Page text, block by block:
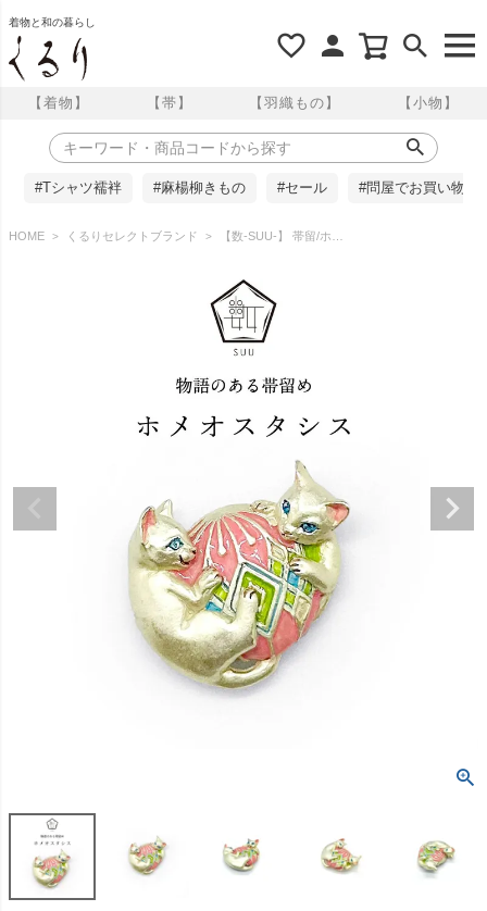
着物と和の暮らし
【着物】 【帯】 【羽織もの】 【小物】
#Tシャツ襦袢 #麻楊柳きもの #セール #問屋でお買い物
HOME くるりセレクトブランド 【数-SUU-】 帯留/ホメオスタシス